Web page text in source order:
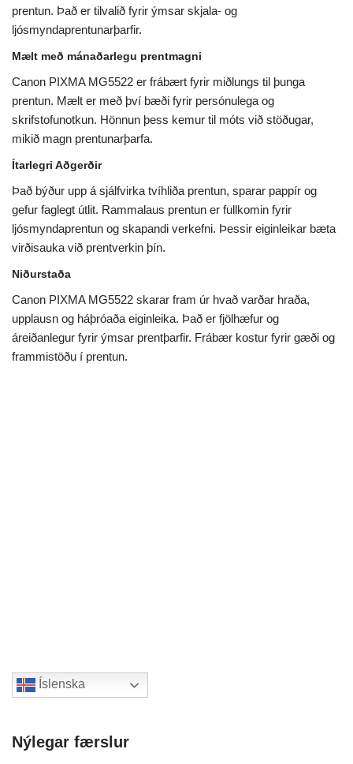
prentun. Það er tilvalið fyrir ýmsar skjala- og
ljósmyndaprentunarþarfir.
Mælt með mánaðarlegu prentmagni
Canon PIXMA MG5522 er frábært fyrir miðlungs til þunga
prentun. Mælt er með því bæði fyrir persónulega og
skrifstofunotkun. Hönnun þess kemur til móts við stöðugar,
mikið magn prentunarþarfa.
Ítarlegri Aðgerðir
Það býður upp á sjálfvirka tvíhliða prentun, sparar pappír og
gefur faglegt útlit. Rammalaus prentun er fullkomin fyrir
ljósmyndaprentun og skapandi verkefni. Þessir eiginleikar bæta
virðisauka við prentverkin þín.
Niðurstaða
Canon PIXMA MG5522 skarar fram úr hvað varðar hraða,
upplausn og háþróaða eiginleika. Það er fjölhæfur og
áreiðanlegur fyrir ýmsar prentþarfir. Frábær kostur fyrir gæði og
frammistöðu í prentun.
Íslenska
Nýlegar færslur